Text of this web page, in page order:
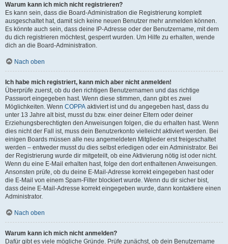
Warum kann ich mich nicht registrieren?
Es kann sein, dass die Board-Administration die Registrierung komplett
ausgeschaltet hat, damit sich keine neuen Benutzer mehr anmelden können.
Es könnte auch sein, dass deine IP-Adresse oder der Benutzername, mit dem
du dich registrieren möchtest, gesperrt wurden. Um Hilfe zu erhalten, wende
dich an die Board-Administration.
Nach oben
Ich habe mich registriert, kann mich aber nicht anmelden!
Überprüfe zuerst, ob du den richtigen Benutzernamen und das richtige
Passwort eingegeben hast. Wenn diese stimmen, dann gibt es zwei
Möglichkeiten. Wenn COPPA aktiviert ist und du angegeben hast, dass du
unter 13 Jahre alt bist, musst du bzw. einer deiner Eltern oder deiner
Erziehungsberechtigten den Anweisungen folgen, die du erhalten hast. Wenn
dies nicht der Fall ist, muss dein Benutzerkonto vielleicht aktiviert werden. Bei
einigen Boards müssen alle neu angemeldeten Mitglieder erst freigeschaltet
werden – entweder musst du dies selbst erledigen oder ein Administrator. Bei
der Registrierung wurde dir mitgeteilt, ob eine Aktivierung nötig ist oder nicht.
Wenn du eine E-Mail erhalten hast, folge den dort enthaltenen Anweisungen.
Ansonsten prüfe, ob du deine E-Mail-Adresse korrekt eingegeben hast oder
die E-Mail von einem Spam-Filter blockiert wurde. Wenn du dir sicher bist,
dass deine E-Mail-Adresse korrekt eingegeben wurde, dann kontaktiere einen
Administrator.
Nach oben
Warum kann ich mich nicht anmelden?
Dafür gibt es viele mögliche Gründe. Prüfe zunächst, ob dein Benutzername